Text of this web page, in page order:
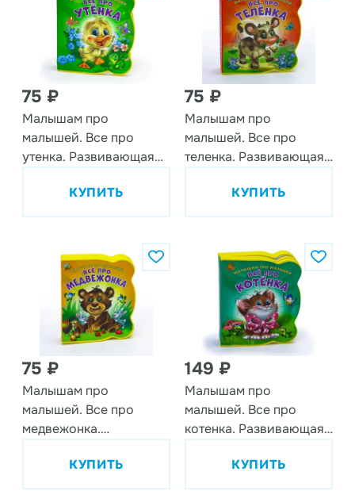
75 ₽
Малышам про
малышей. Все про
утенка. Развивающая
КУПИТЬ
75 ₽
Малышам про
малышей. Все про
теленка. Развивающая
КУПИТЬ
75 ₽
Малышам про
малышей. Все про
медвежонка.
КУПИТЬ
149 ₽
Малышам про
малышей. Все про
котенка. Развивающая
КУПИТЬ